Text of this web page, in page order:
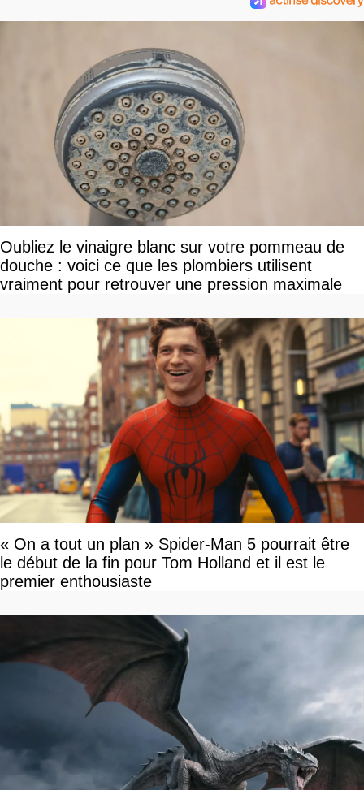
Oubliez le vinaigre blanc sur votre pommeau de
douche : voici ce que les plombiers utilisent
vraiment pour retrouver une pression maximale
« On a tout un plan » Spider-Man 5 pourrait être
le début de la fin pour Tom Holland et il est le
premier enthousiaste